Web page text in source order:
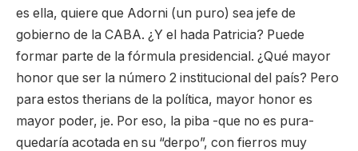
es ella, quiere que Adorni (un puro) sea jefe de
gobierno de la CABA. ¿Y el hada Patricia? Puede
formar parte de la fórmula presidencial. ¿Qué mayor
honor que ser la número 2 institucional del país? Pero
para estos therians de la política, mayor honor es
mayor poder, je. Por eso, la piba -que no es pura-
quedaría acotada en su “derpo”, con fierros muy